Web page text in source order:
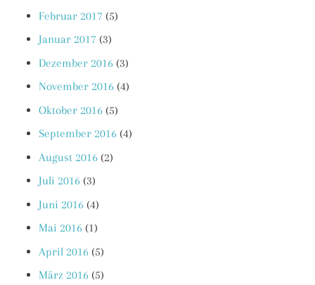
Februar 2017 (5)
Januar 2017 (3)
Dezember 2016 (3)
November 2016 (4)
Oktober 2016 (5)
September 2016 (4)
August 2016 (2)
Juli 2016 (3)
Juni 2016 (4)
Mai 2016 (1)
April 2016 (5)
März 2016 (5)